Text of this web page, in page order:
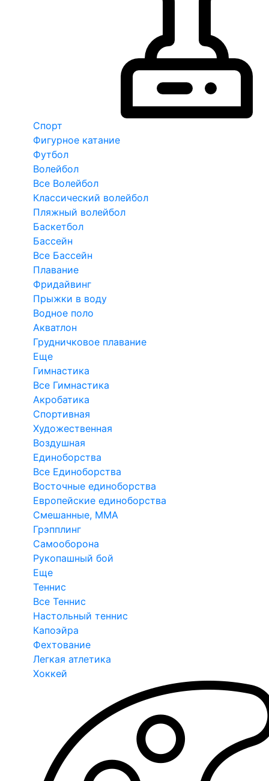
Спорт
Фигурное катание
Футбол
Волейбол
Все Волейбол
Классический волейбол
Пляжный волейбол
Баскетбол
Бассейн
Все Бассейн
Плавание
Фридайвинг
Прыжки в воду
Водное поло
Акватлон
Грудничковое плавание
Еще
Гимнастика
Все Гимнастика
Акробатика
Спортивная
Художественная
Воздушная
Единоборства
Все Единоборства
Восточные единоборства
Европейские единоборства
Смешанные, ММА
Грэпплинг
Самооборона
Рукопашный бой
Еще
Теннис
Все Теннис
Настольный теннис
Капоэйра
Фехтование
Легкая атлетика
Хоккей